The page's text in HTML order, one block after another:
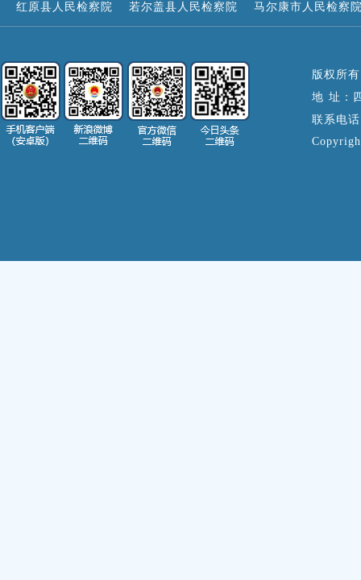
红原县人民检察院
若尔盖县人民检察院 马尔康市人民检察
版权所
地 址：
联系电